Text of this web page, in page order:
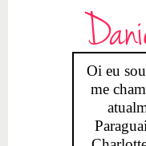
Oi eu
me